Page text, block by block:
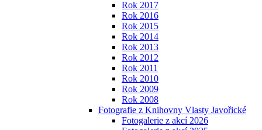
Rok 2017
Rok 2016
Rok 2015
Rok 2014
Rok 2013
Rok 2012
Rok 2011
Rok 2010
Rok 2009
Rok 2008
Fotografie z Knihovny Vlasty Javořické
Fotogalerie z akcí 2026